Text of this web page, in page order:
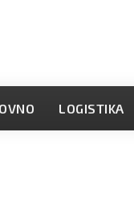
LOGISTIKA